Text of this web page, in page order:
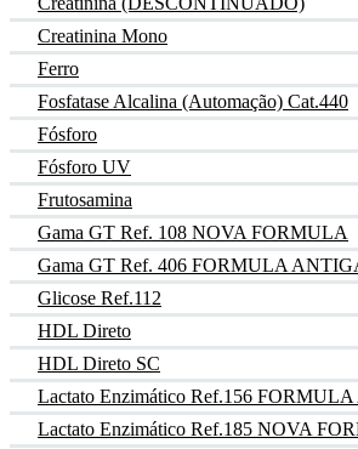
Creatinina Mono
Ferro
Fosfatase Alcalina (Automação) Cat.440
Fósforo
Fósforo UV
Frutosamina
Gama GT Ref. 108 NOVA FORMULA
Gama GT Ref. 406 FORMULA
Glicose Ref.112
HDL Direto
HDL Direto SC
Lactato Enzimático Ref.156
Lactato Enzimático Ref.185 NOVA